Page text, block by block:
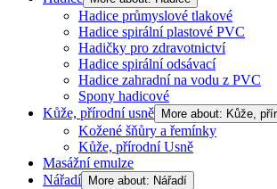
Hadice průmyslové tlakové
Hadice spirální plastové PVC
Hadičky pro zdravotnictví
Hadice spirální odsávací
Hadice zahradní na vodu z PVC
Spony hadicové
Kůže, přírodní usně
More about: Kůže,
Kožené šňůry a řemínky
Kůže, přírodní Usně
Masážní emulze
Nářadí
More about: Nářadí